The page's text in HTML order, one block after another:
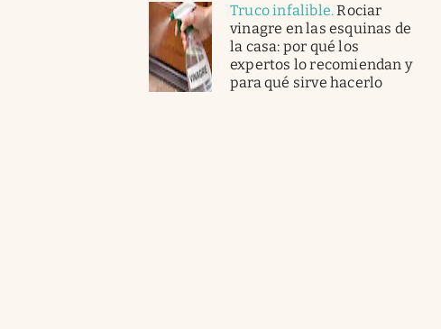
Truco infalible.Rociar
vinagre en las esquinas de
la casa: por qué los
expertos lo recomiendan y
para qué sirve hacerlo